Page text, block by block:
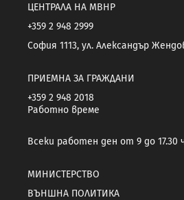
ЦЕНТРАЛА НА МВНР
+359 2 948 2999
София 1113, ул. Александър
ПРИЕМНА ЗА ГРАЖДАНИ
+359 2 948 2018
Работно време
Всеки работен ден от 9 до 17.30
МИНИСТЕРСТВО
ВЪНШНА ПОЛИТИКА